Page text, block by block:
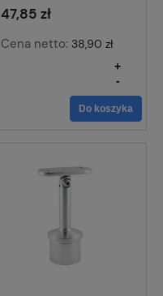
47,85 zł
Cena netto: 38,90 zł
-
+
Do koszyka